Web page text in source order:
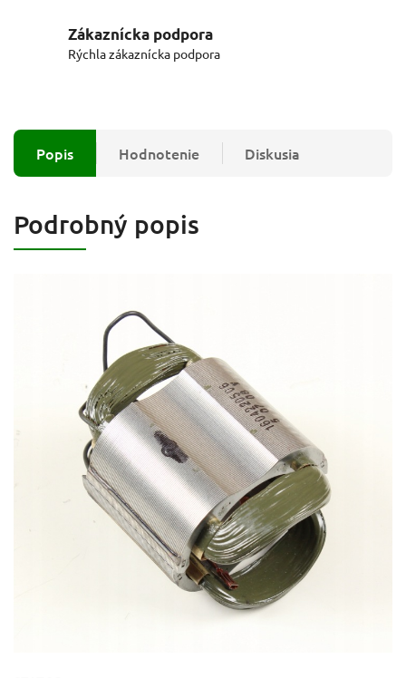
Zákaznícka podpora
Rýchla zákaznícka podpora
Popis Hodnotenie Diskusia
Podrobný popis